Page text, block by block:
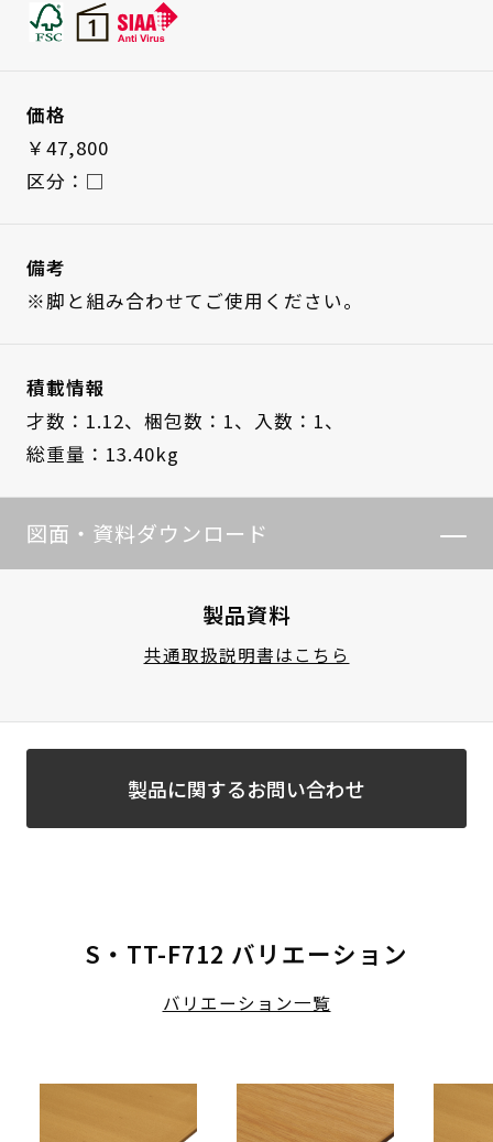
価格
￥47,800
区分：□
備考
※脚と組み合わせてご使用ください。
積載情報
才数：1.12、 梱包数：1、
入数：1、
総重量：13.40kg
図面・資料ダウンロード
製品資料
共通取扱説明書はこちら
製品に関するお問い合わせ
S・TT-F712 バリエーション
バリエーション一覧